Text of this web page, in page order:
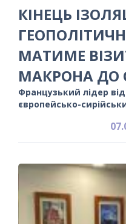
КІНЕЦЬ
МАТИМЕ
МАКРОНА ДО
Французький лідер
європейсько-